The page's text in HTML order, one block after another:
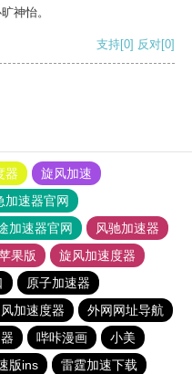
神怡。
支持[0] 反对[0]
器
旋风加速
加速器官网
加速器官网
风驰加速器
果版
旋风加速度器
原子加速器
加速度器
外网网址导航
哔咔漫画
小美
版ins 雷霆加速下载